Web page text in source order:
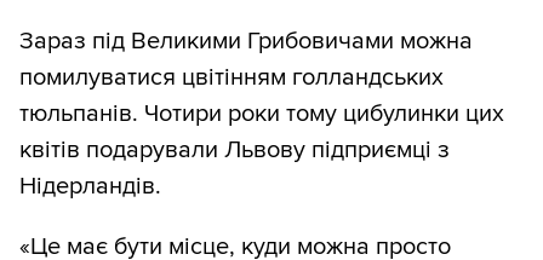
Зараз під Великими Грибовичами можна
помилуватися цвітінням голландських
тюльпанів. Чотири роки тому цибулинки цих
квітів подарували Львову підприємці з
Нідерландів.
«Це має бути місце, куди можна просто